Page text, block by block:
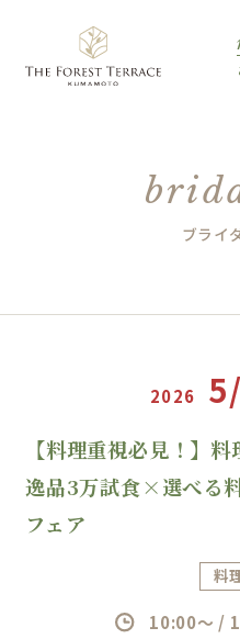
ブライ
2026
【料理重視必見！】
逸品3万試食×選べる
フェア
料
10:00～ /